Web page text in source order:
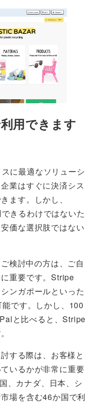
用できます
に最適なソリューシ
業はすぐに決済シス
ます。しかし、
きるわけではないた
価な選択肢ではない
検討中の方は、ご自
重要です。Stripe
ンガポールといった
です。しかし、100
と比べると、Stripe
する際は、お客様と
いるかが非常に重要
、カナダ、日本、シ
場を含む46か国で利